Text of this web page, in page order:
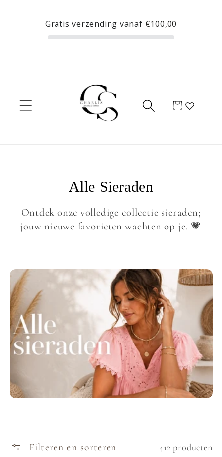
Gratis verzending vanaf €100,00
content
Winkelwagen
C
l
c
e
:
Alle Sieraden
Ontdek onze volledige collectie sieraden;
jouw nieuwe favorieten wachten op je. 💗
Filteren en sorteren 412 producten